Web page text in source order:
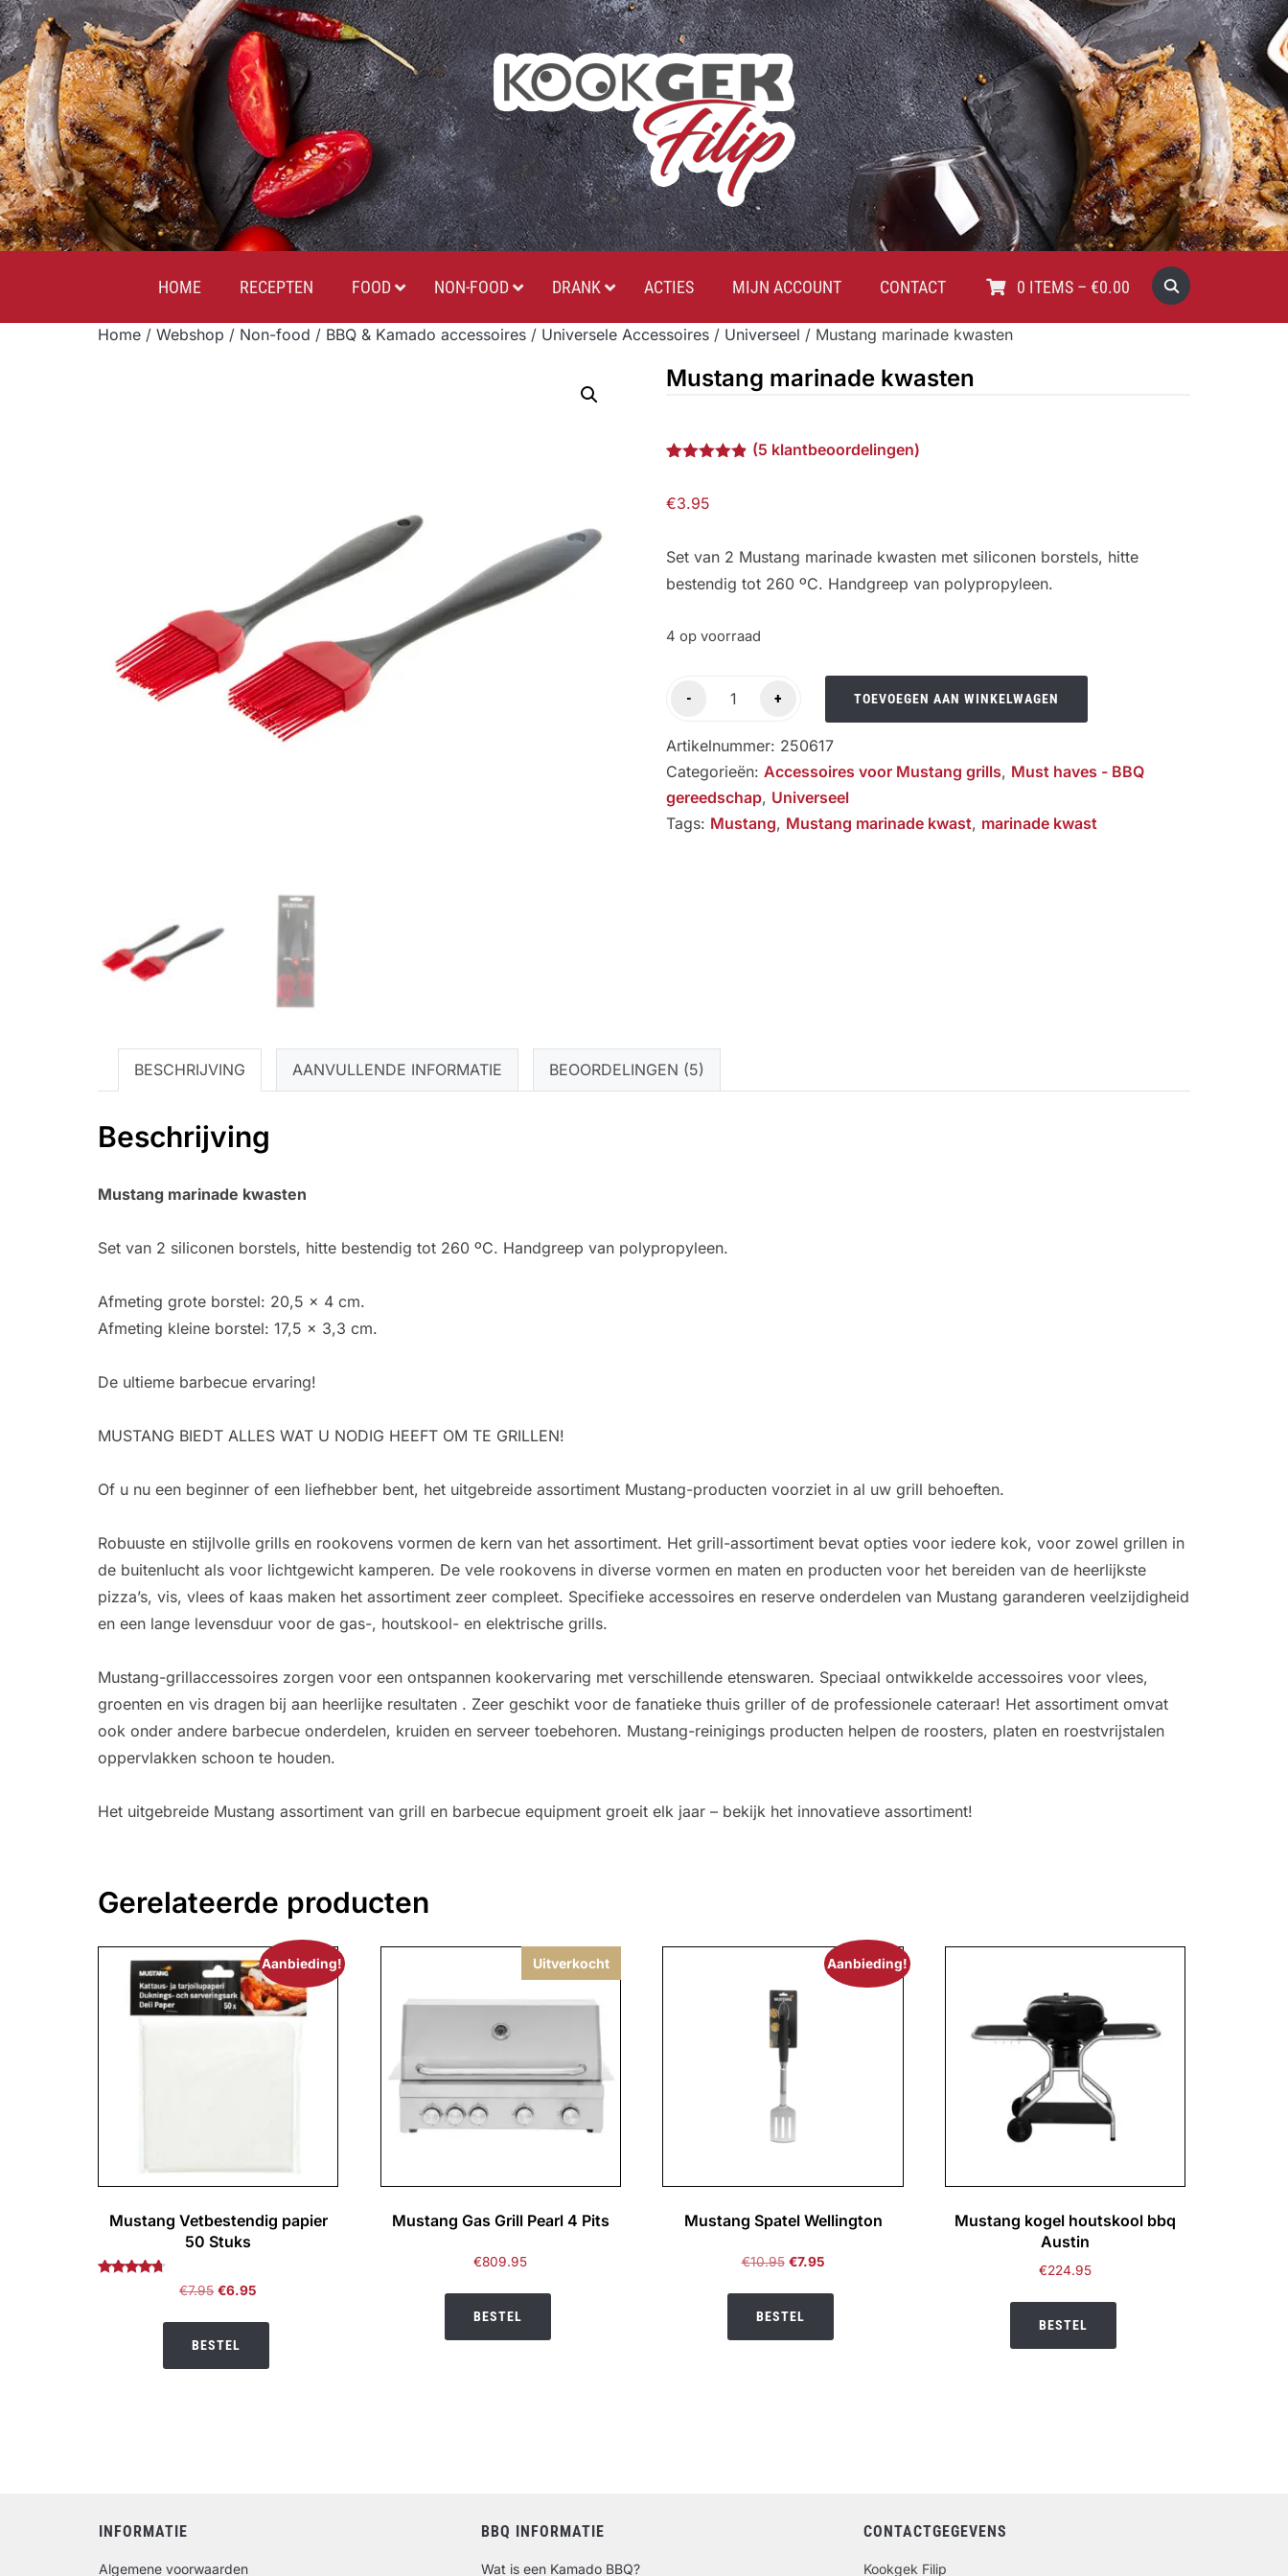
HOME RECEPTEN FOOD NON-FOOD DRANK ACTIES MIJN ACCOUNT CONTACT 0 ITEMS – €0.00
Home / Webshop / Non-food / BBQ & Kamado accessoires / Universele Accessoires / Universeel / Mustang marinade kwasten
Mustang marinade kwasten
gebaseerd
(5 klantbeoordelingen)
€3.95
Set van 2 Mustang marinade kwasten met siliconen borstels, hitte
bestendig tot 260 ºC. Handgreep van polypropyleen.
4 op voorraad
-
Mustang
kwasten
aantal
+ TOEVOEGEN AAN WINKELWAGEN
Artikelnummer: 250617
Categorieën: Accessoires voor Mustang grills, Must haves - BBQ
gereedschap, Universeel
Tags: Mustang, Mustang marinade kwast, marinade kwast
BESCHRIJVING AANVULLENDE INFORMATIE BEOORDELINGEN (5)
Beschrijving
Mustang marinade kwasten
Set van 2 siliconen borstels, hitte bestendig tot 260 ºC. Handgreep van polypropyleen.
Afmeting grote borstel: 20,5 x 4 cm.
Afmeting kleine borstel: 17,5 x 3,3 cm.
De ultieme barbecue ervaring!
MUSTANG BIEDT ALLES WAT U NODIG HEEFT OM TE GRILLEN!
Of u nu een beginner of een liefhebber bent, het uitgebreide assortiment Mustang-producten voorziet in al uw grill behoeften.
Robuuste en stijlvolle grills en rookovens vormen de kern van het assortiment. Het grill-assortiment bevat opties voor iedere kok, voor zowel grillen in
de buitenlucht als voor lichtgewicht kamperen. De vele rookovens in diverse vormen en maten en producten voor het bereiden van de heerlijkste
pizza’s, vis, vlees of kaas maken het assortiment zeer compleet. Specifieke accessoires en reserve onderdelen van Mustang garanderen veelzijdigheid
en een lange levensduur voor de gas-, houtskool- en elektrische grills.
Mustang-grillaccessoires zorgen voor een ontspannen kookervaring met verschillende etenswaren. Speciaal ontwikkelde accessoires voor vlees,
groenten en vis dragen bij aan heerlijke resultaten . Zeer geschikt voor de fanatieke thuis griller of de professionele cateraar! Het assortiment omvat
ook onder andere barbecue onderdelen, kruiden en serveer toebehoren. Mustang-reinigings producten helpen de roosters, platen en roestvrijstalen
oppervlakken schoon te houden.
Het uitgebreide Mustang assortiment van grill en barbecue equipment groeit elk jaar – bekijk het innovatieve assortiment!
Gerelateerde producten
Aanbieding!
Mustang Vetbestendig papier
50 Stuks
€7.95 Oorspronkelijke
€6.95
BESTEL
Uitverkocht
Mustang Gas Grill Pearl 4 Pits
€809.95
BESTEL
Aanbieding!
Mustang Spatel Wellington
€10.95 Oorspronkelijke
€7.95Huidige
BESTEL
Mustang kogel houtskool bbq
Austin
€224.95
BESTEL
INFORMATIE
Algemene voorwaarden
BBQ INFORMATIE
Wat is een Kamado BBQ?
CONTACTGEGEVENS
Kookgek Filip